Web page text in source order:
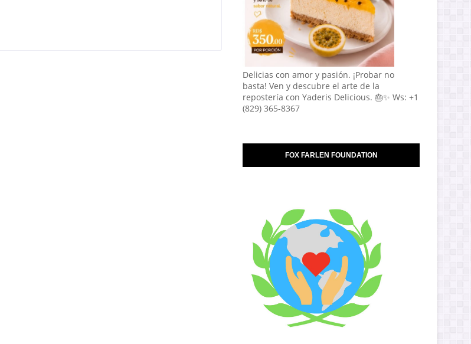
Delicias con amor y pasión. ¡Probar no
basta! Ven y descubre el arte de la
repostería con Yaderis Delicious. 🎂✨ Ws: +1
(829) 365-8367
FOX FARLEN FOUNDATION